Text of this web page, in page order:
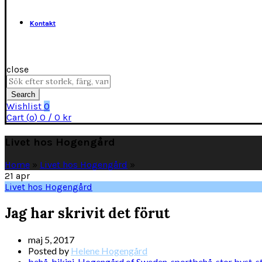
Kontakt
close
Search
for:
Search
Wishlist 0
Cart (o) 0 / 0 kr
Livet hos Hogengård
Home » Livet hos Hogengård »
21 apr
Livet hos Hogengård
Jag har skrivit det förut
maj 5, 2017
Posted by Helene Hogengård